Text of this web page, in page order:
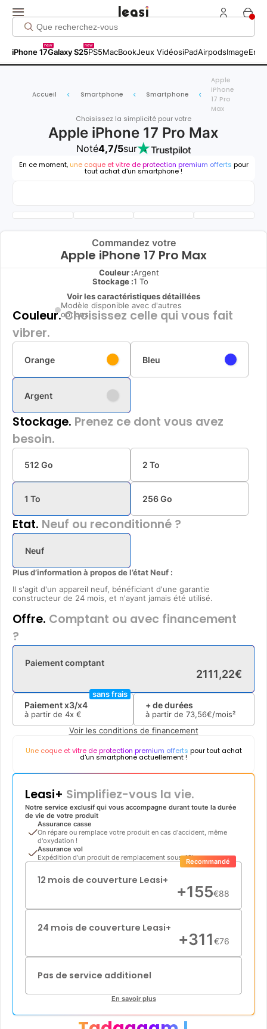
iPhone 17
new
Galaxy S25
new
PS5MacBookJeux VidéosiPadAirpodsImage
Accueil Smartphone Smartphone
Apple
iPhone
17 Pro
Max
Choisissez la simplicité pour votre
Apple iPhone 17 Pro Max
Noté4,7/5sur
En ce moment, une coque et vitre de protection premium offerts pour
tout achat d'un smartphone !
Commandez votre
Apple iPhone 17 Pro Max
Couleur :Argent
Stockage :1 To
Voir les caractéristiques détaillées
Modèle disponible avec d'autres
options
Couleur.Choisissez celle qui vous fait
vibrer.
Orange Bleu
Argent
Stockage. Prenez ce dont vous avez
besoin.
512 Go 2 To
1 To 256 Go
Etat. Neuf ou reconditionné ?
Neuf
Plus d’information à propos de l’état Neuf :
Il s'agit d'un appareil neuf, bénéficiant d'une garantie
constructeur de 24 mois, et n'ayant jamais été utilisé.
Offre. Comptant ou avec financement
?
Paiement comptant
2111,22€
Paiement x3/x4
à partir de 4x €
sans frais
+ de durées
à partir de 73,56€/mois²
Voir les conditions de financement
Une coque et vitre de protection premium offerts pour tout achat
d'un smartphone actuellement !
Leasi+ Simplifiez-vous la vie.
Notre service exclusif qui vous accompagne durant toute la durée
de vie de votre produit
Assurance casse
On répare ou remplace votre produit en cas d'accident, même
d'oxydation !
Assurance vol
Expédition d'un produit de remplacement sous 48h
12 mois de couverture Leasi+
+155€88
Recommandé
24 mois de couverture Leasi+
+311€76
Pas de service additionel
En savoir plus